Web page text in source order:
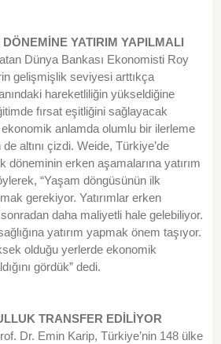
YATIRIM YAPILMALI
Dünya Bankası Ekonomisti Roy
gelişmişlik seviyesi arttıkça
hareketliliğin yükseldiğine
fırsat eşitliğini sağlayacak
ekonomik anlamda olumlu bir ilerleme
altını çizdi. Weide, Türkiye’de
döneminin erken aşamalarına yatırım
“Yaşam döngüsünün ilk
gerekiyor. Yatırımlar erken
daha maliyetli hale gelebiliyor.
yatırım yapmak önem taşıyor.
olduğu yerlerde ekonomik
gördük” dedi.
TRANSFER EDİLİYOR
Dr. Emin Karip, Türkiye’nin 148 ülke